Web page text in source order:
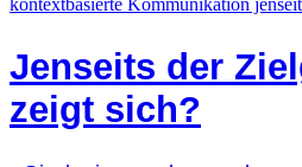
Jenseits der
zeigt sich?